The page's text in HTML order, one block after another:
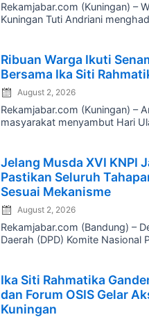
Rekamjabar.com (Kuningan) –
Kuningan Tuti Andriani
Ribuan Warga Ikuti
Bersama Ika Siti
on
August 2, 2026
Rekamjabar.com (Kuningan) –
masyarakat menyambut Hari
Jelang Musda XVI KNPI
Pastikan Seluruh
Sesuai Mekanisme
on
August 2, 2026
Rekamjabar.com (Bandung) –
Daerah (DPD) Komite Nasional
Ika Siti Rahmatika
dan Forum OSIS Gelar
Kuningan
on